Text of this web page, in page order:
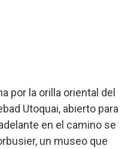
por la orilla oriental del
Utoquai, abierto para
en el camino se
un museo que